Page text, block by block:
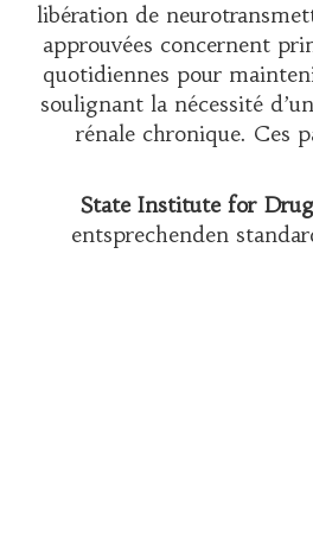
libération de
approuvées concernent
quotidiennes pour
soulignant la nécessité
rénale chronique. Ces
State Institute for
entsprechenden